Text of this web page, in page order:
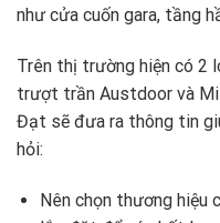
như cửa cuốn gara, tầng
Trên thị trường hiện có 2
trượt trần Austdoor và
Đạt sẽ đưa ra thông tin
hỏi:
Nên chọn thương hiệu